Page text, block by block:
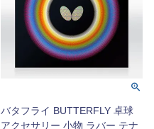
バタフライ BUTTERFLY 卓球
アクセサリー 小物 ラバー テナ